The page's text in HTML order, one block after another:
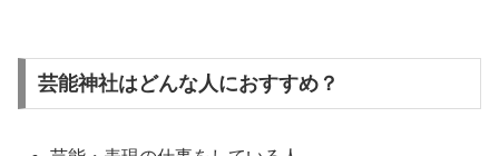
芸能神社はどんな人におすすめ？